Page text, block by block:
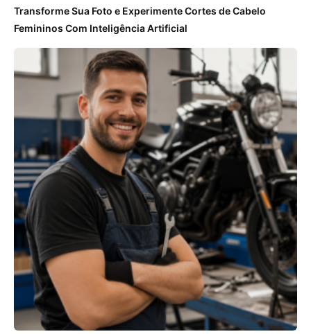
Transforme Sua Foto e Experimente Cortes de Cabelo
Femininos Com Inteligência Artificial